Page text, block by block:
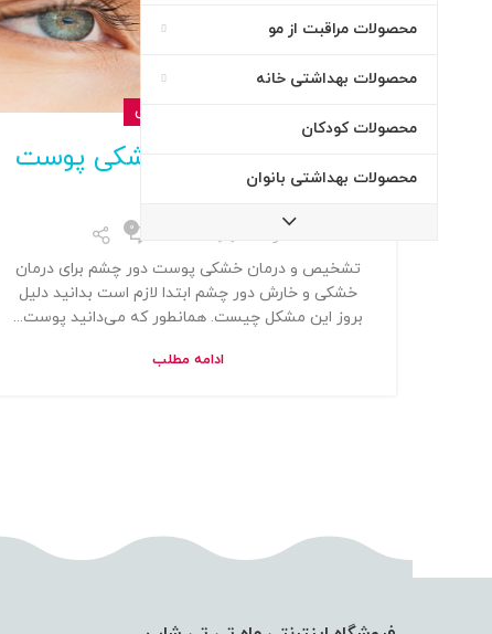
محصولات مراقبت از مو
محصولات بهداشتی خانه
محصولات کودکان
محصولات بهداشتی بانوان
بهداشتی و مراقبتی
تشخیص و درمان خشکی پوست
0
تشخیص و درمان خشکی پوست دور چشم برای درمان
خشکی و خارش دور چشم ابتدا لازم است بدانید دلیل
بروز این مشکل چیست. همانطور که می‌دانید پوست...
ادامه مطلب